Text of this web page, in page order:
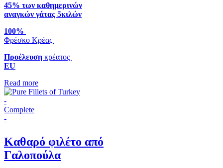
45% των καθημερινών
αναγκών γάτας 5κιλών
100%
Φρέσκο Κρέας
Προέλευση κρέατος
EU
Read more
-
Complete
-
Καθαρό φιλέτο από
Γαλοπούλα